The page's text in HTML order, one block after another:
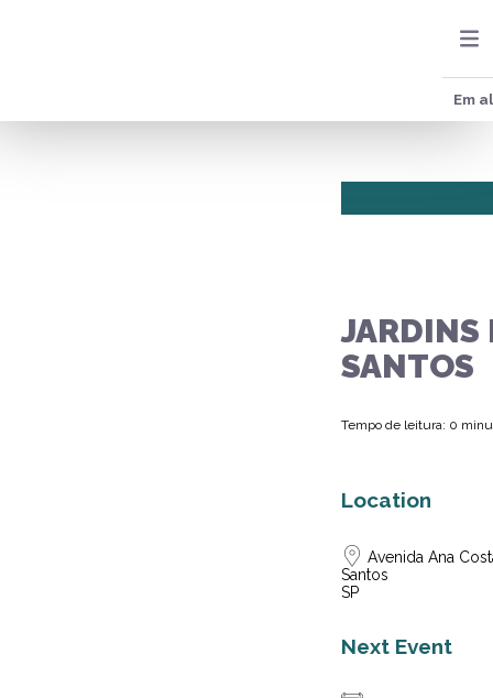
Em
JARDINS
SANTOS
Tempo de leitura: 0
Location
Avenida Ana
Santos
SP
Next Event